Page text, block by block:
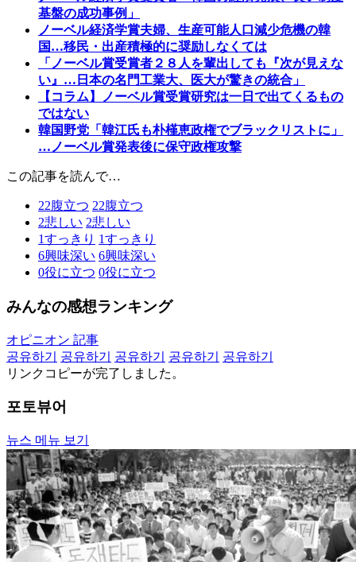
基盤の成功事例」
ノーベル経済学賞夫婦、生産可能人口減少危機の韓
国…移民・出産積極的に奨励しなくては
「ノーベル賞受賞者２８人を輩出しても『次が見えな
い』…日本の名門工業大、医大が驚きの統合」
【コラム】ノーベル賞受賞研究は一日で出てくるもの
ではない
韓国野党「韓江氏も朴槿恵政権でブラックリストに」
…ノーベル賞発表後に保守政権攻撃
この記事を読んで…
22腹立つ 22腹立つ
2悲しい 2悲しい
1すっきり 1すっきり
6興味深い 6興味深い
0役に立つ 0役に立つ
みんなの感想ランキング
オピニオン 記事
공유하기
공유하기 공유하기 공유하기
공유하기
リンクコピーが完了しました。
포토뷰어
뉴스 메뉴 보기